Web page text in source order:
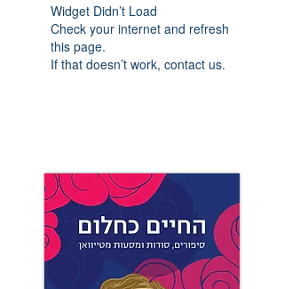
Widget Didn’t Load
Check your internet and refresh
this page.
If that doesn’t work, contact us.